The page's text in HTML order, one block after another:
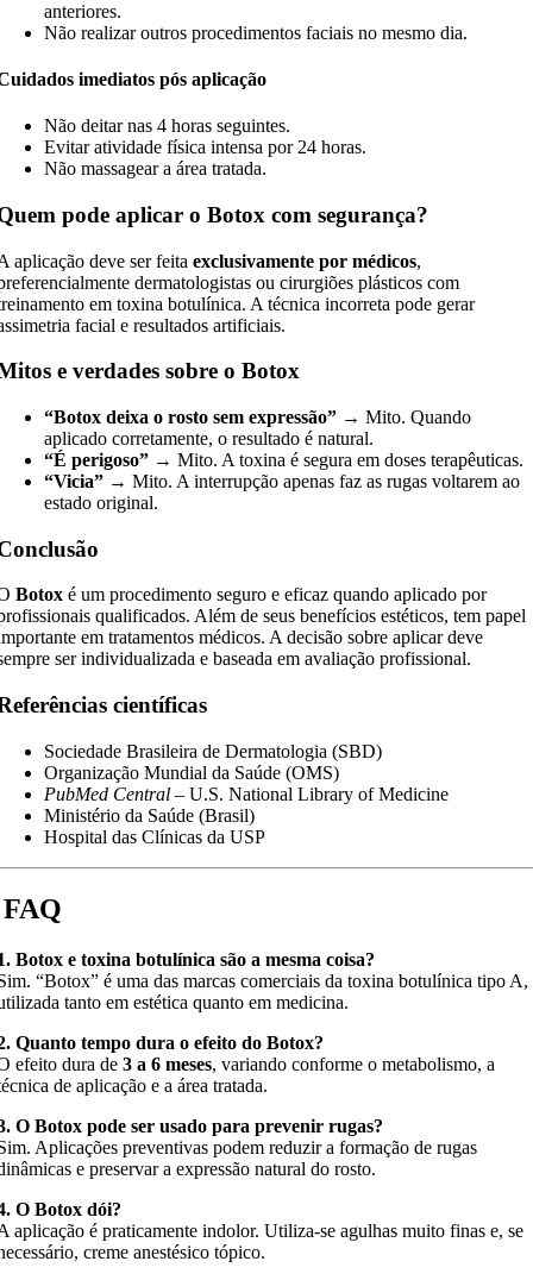
anteriores.
Não realizar outros procedimentos faciais no mesmo dia.
imediatos pós aplicação
Não deitar nas 4 horas seguintes.
Evitar atividade física intensa por 24 horas.
Não massagear a área tratada.
pode aplicar o Botox com segurança?
aplicação deve ser feitaexclusivamente por médicos,
dermatologistas ou cirurgiões plásticos com
em toxina botulínica. A técnica incorreta pode gerar
facial e resultados artificiais.
e verdades sobre o Botox
“Botox deixa o rosto sem expressão” → Mito. Quando
aplicado corretamente, o resultado é natural.
“É perigoso” → Mito. A toxina é segura em doses terapêuticas.
“Vicia” → Mito. A interrupção apenas faz as rugas voltarem ao
estado original.
Botox é um procedimento seguro e eficaz quando aplicado por
qualificados. Além de seus benefícios estéticos, tem papel
em tratamentos médicos. A decisão sobre aplicar deve
ser individualizada e baseada em avaliação profissional.
científicas
Sociedade Brasileira de Dermatologia (SBD)
Organização Mundial da Saúde (OMS)
PubMed Central – U.S. National Library of Medicine
Ministério da Saúde (Brasil)
Hospital das Clínicas da USP
Botox e toxina botulínica são a mesma coisa?
“Botox” é uma das marcas comerciais da toxina botulínica tipo A,
tanto em estética quanto em medicina.
Quanto tempo dura o efeito do Botox?
efeito dura de3 a 6 meses, variando conforme o metabolismo, a
de aplicação e a área tratada.
O Botox pode ser usado para prevenir rugas?
Aplicações preventivas podem reduzir a formação de rugas
e preservar a expressão natural do rosto.
O Botox dói?
aplicação é praticamente indolor. Utiliza-se agulhas muito finas e, se
creme anestésico tópico.